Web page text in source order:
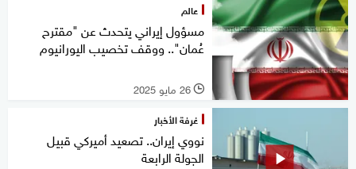
عالم
مسؤول إيراني يتحدث عن "مقترح
عُمان".. ووقف تخصيب اليورانيوم
l 26 مايو 2025
غرفة الأخبار
نووي إيران.. تصعيد أميركي قبيل
الجولة الرابعة